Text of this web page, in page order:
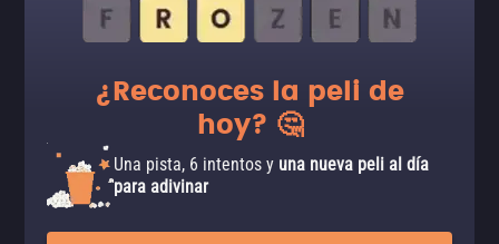
¿Reconoces la peli de
hoy? 🤔
Una pista, 6 intentos y una nueva peli al día
para adivinar